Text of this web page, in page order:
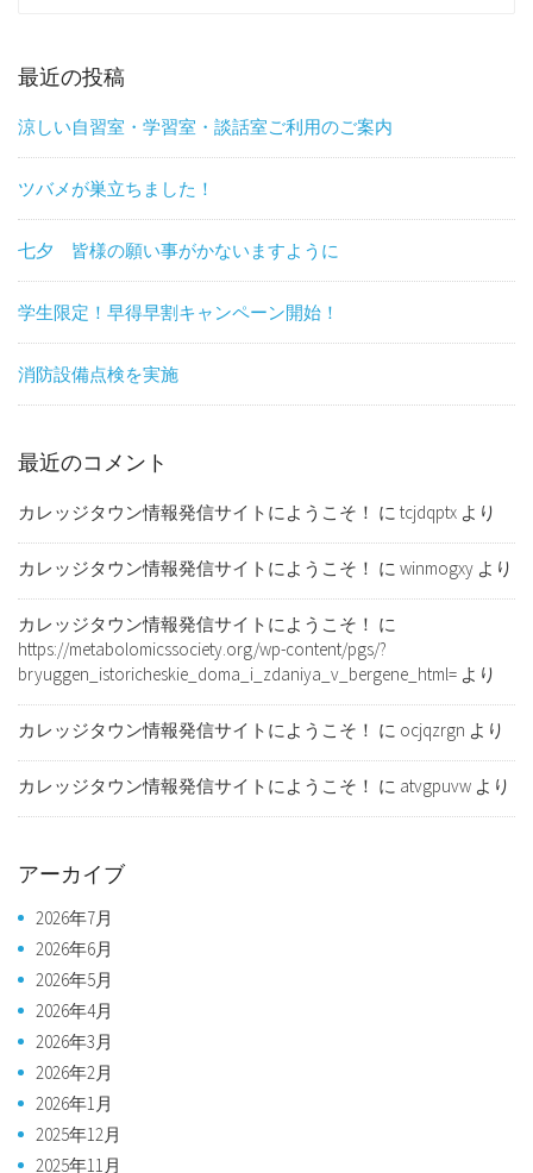
最近の投稿
涼しい自習室・学習室・談話室ご利用のご案内
ツバメが巣立ちました！
七夕 皆様の願い事がかないますように
学生限定！早得早割キャンペーン開始！
消防設備点検を実施
最近のコメント
カレッジタウン情報発信サイトにようこそ！ に tcjdqptx より
カレッジタウン情報発信サイトにようこそ！ に winmogxy より
カレッジタウン情報発信サイトにようこそ！ に
https://metabolomicssociety.org/wp-content/pgs/?
bryuggen_istoricheskie_doma_i_zdaniya_v_bergene_html= より
カレッジタウン情報発信サイトにようこそ！ に ocjqzrgn より
カレッジタウン情報発信サイトにようこそ！ に atvgpuvw より
アーカイブ
2026年7月
2026年6月
2026年5月
2026年4月
2026年3月
2026年2月
2026年1月
2025年12月
2025年11月